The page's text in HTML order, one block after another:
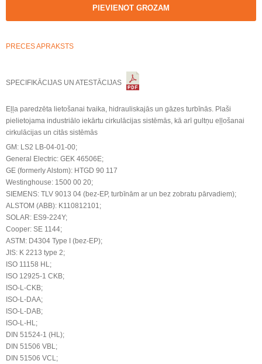
PIEVIENOT GROZAM
PRECES APRAKSTS
SPECIFIKĀCIJAS UN ATESTĀCIJAS
Eļļa paredzēta lietošanai tvaika, hidrauliskajās un gāzes turbīnās. Plaši
pielietojama industriālo iekārtu cirkulācijas sistēmās, kā arī gultņu eļļošanai
cirkulācijas un citās sistēmās
GM: LS2 LB-04-01-00;
General Electric: GEK 46506E;
GE (formerly Alstom): HTGD 90 117
Westinghouse: 1500 00 20;
SIEMENS: TLV 9013 04 (bez-EP, turbīnām ar un bez zobratu pārvadiem);
ALSTOM (ABB): K110812101;
SOLAR: ES9-224Y;
Cooper: SE 1144;
ASTM: D4304 Type I (bez-EP);
JIS: K 2213 type 2;
ISO 11158 HL;
ISO 12925-1 CKB;
ISO-L-CKB;
ISO-L-DAA;
ISO-L-DAB;
ISO-L-HL;
DIN 51524-1 (HL);
DIN 51506 VBL;
DIN 51506 VCL;